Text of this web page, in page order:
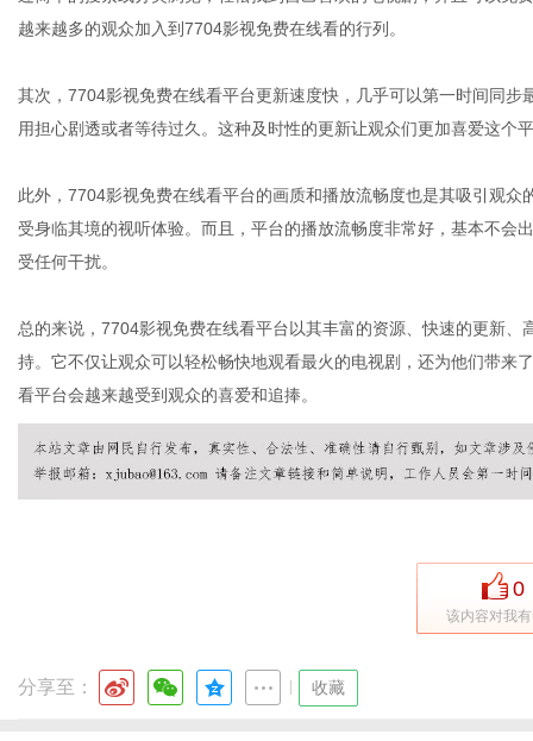
越来越多的观众加入到7704影视免费在线看的行列。
其次，7704影视免费在线看平台更新速度快，几乎可以第一时间同
用担心剧透或者等待过久。这种及时性的更新让观众们更加喜爱这个
此外，7704影视免费在线看平台的画质和播放流畅度也是其吸引观
受身临其境的视听体验。而且，平台的播放流畅度非常好，基本不会
受任何干扰。
总的来说，7704影视免费在线看平台以其丰富的资源、快速的更新
持。它不仅让观众可以轻松畅快地观看最火的电视剧，还为他们带来
看平台会越来越受到观众的喜爱和追捧。
0
该内容对我
分享至： 收藏